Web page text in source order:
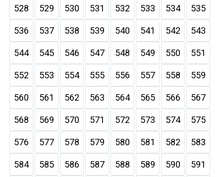
528 529 530 531 532 533 534 535
536 537 538 539 540 541 542 543
544 545 546 547 548 549 550 551
552 553 554 555 556 557 558 559
560 561 562 563 564 565 566 567
568 569 570 571 572 573 574 575
576 577 578 579 580 581 582 583
584 585 586 587 588 589 590 591